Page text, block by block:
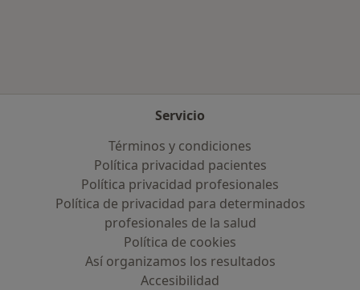
Servicio
Términos y condiciones
Política privacidad pacientes
Política privacidad profesionales
Política de privacidad para determinados
profesionales de la salud
Política de cookies
Así organizamos los resultados
Accesibilidad